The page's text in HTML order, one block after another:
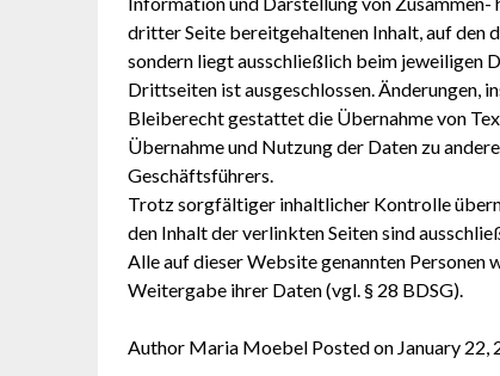
dritter Seite bereitgehaltenen Inhalt, auf den
sondern liegt ausschließlich beim jeweiligen
Drittseiten ist ausgeschlossen. Änderungen,
Bleiberecht gestattet die Übernahme von
Übernahme und Nutzung der Daten zu
Geschäftsführers.
Trotz sorgfältiger inhaltlicher Kontrolle
den Inhalt der verlinkten Seiten sind
Alle auf dieser Website genannten
Weitergabe ihrer Daten (vgl. § 28 BDSG).
Author Maria Moebel Posted on January 22,